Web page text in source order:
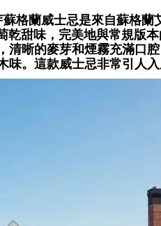
威士忌是來自蘇格蘭艾
甜味，完美地與常規版
晰的麥芽和煙霧充滿口
。這款威士忌非常引人